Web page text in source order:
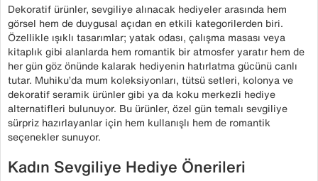
Dekoratif ürünler, sevgiliye alınacak hediyeler arasında hem
görsel hem de duygusal açıdan en etkili kategorilerden biri.
Özellikle ışıklı tasarımlar; yatak odası, çalışma masası veya
kitaplık gibi alanlarda hem romantik bir atmosfer yaratır hem de
her gün göz önünde kalarak hediyenin hatırlatma gücünü canlı
tutar. Muhiku’da mum koleksiyonları, tütsü setleri, kolonya ve
dekoratif seramik ürünler gibi ya da koku merkezli hediye
alternatifleri bulunuyor. Bu ürünler, özel gün temalı sevgiliye
sürpriz hazırlayanlar için hem kullanışlı hem de romantik
seçenekler sunuyor.
Kadın Sevgiliye Hediye Önerileri